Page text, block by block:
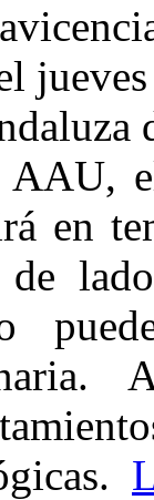
AAU,
en